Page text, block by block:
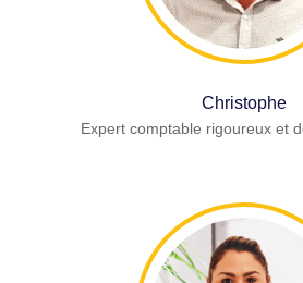
Christophe
Expert comptable rigoureux et